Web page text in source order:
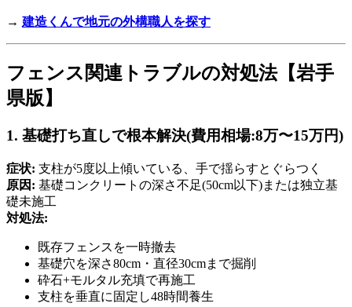
→ 建造くんで地元の外構職人を探す
フェンス関連トラブルの対処法【岩手
県版】
1. 基礎打ち直しで根本解決(費用相場:8万〜15万円)
症状: 支柱が5度以上傾いている、手で揺らすとぐらつく
原因: 基礎コンクリートの深さ不足(50cm以下)または独立基
礎未施工
対処法:
既存フェンスを一時撤去
基礎穴を深さ80cm・直径30cmまで掘削
砕石+モルタル充填で再施工
支柱を垂直に固定し48時間養生